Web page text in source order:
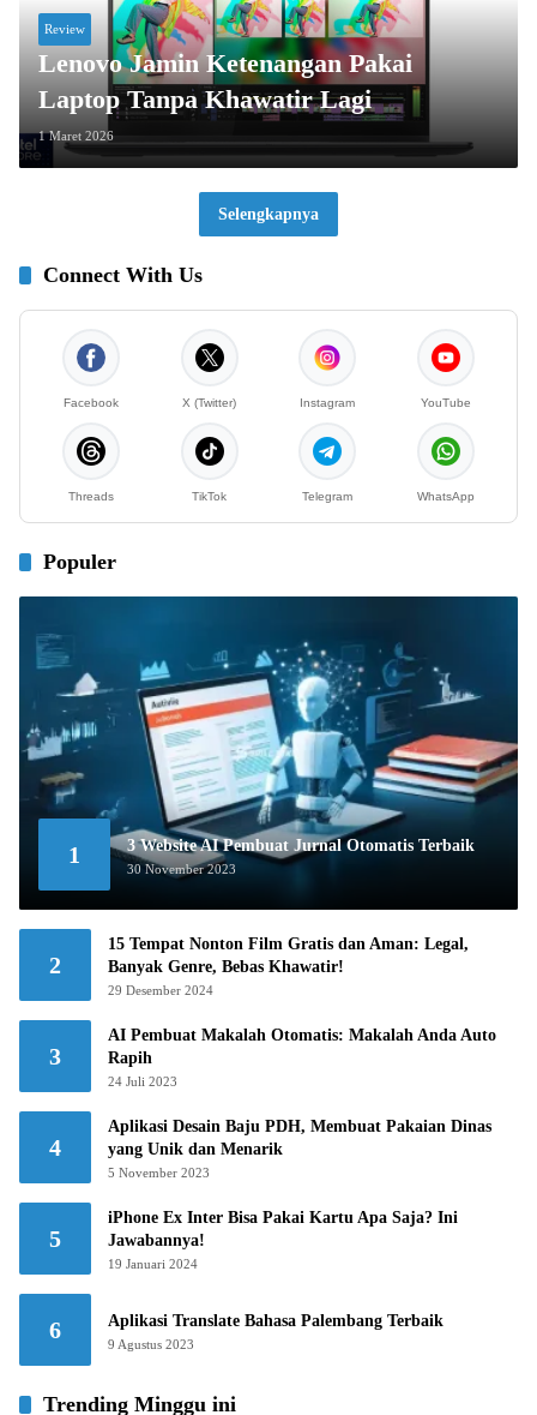
Review
Lenovo Jamin Ketenangan Pakai
Laptop Tanpa Khawatir Lagi
1 Maret 2026
Selengkapnya
Connect With Us
Facebook X (Twitter) Instagram YouTube
Threads TikTok Telegram WhatsApp
Populer
1 3 Website AI Pembuat Jurnal Otomatis Terbaik
30 November 2023
2
15 Tempat Nonton Film Gratis dan Aman: Legal,
Banyak Genre, Bebas Khawatir!
29 Desember 2024
3
AI Pembuat Makalah Otomatis: Makalah Anda Auto
Rapih
24 Juli 2023
4
Aplikasi Desain Baju PDH, Membuat Pakaian Dinas
yang Unik dan Menarik
5 November 2023
5
iPhone Ex Inter Bisa Pakai Kartu Apa Saja? Ini
Jawabannya!
19 Januari 2024
6 Aplikasi Translate Bahasa Palembang Terbaik
9 Agustus 2023
Trending Minggu ini